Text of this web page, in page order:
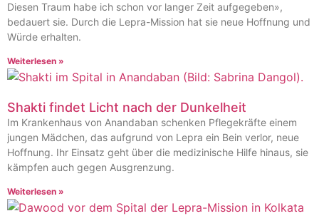
Diesen Traum habe ich schon vor langer Zeit aufgegeben»,
bedauert sie. Durch die Lepra-Mission hat sie neue Hoffnung und
Würde erhalten.
Weiterlesen »
Shakti findet Licht nach der Dunkelheit
Im Krankenhaus von Anandaban schenken Pflegekräfte einem
jungen Mädchen, das aufgrund von Lepra ein Bein verlor, neue
Hoffnung. Ihr Einsatz geht über die medizinische Hilfe hinaus, sie
kämpfen auch gegen Ausgrenzung.
Weiterlesen »